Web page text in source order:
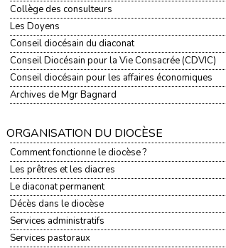
Collège des consulteurs
Les Doyens
Conseil diocésain du diaconat
Conseil Diocésain pour la Vie Consacrée (CDVIC)
Conseil diocésain pour les affaires économiques
Archives de Mgr Bagnard
ORGANISATION DU DIOCÈSE
Comment fonctionne le diocèse ?
Les prêtres et les diacres
Le diaconat permanent
Décès dans le diocèse
Services administratifs
Services pastoraux